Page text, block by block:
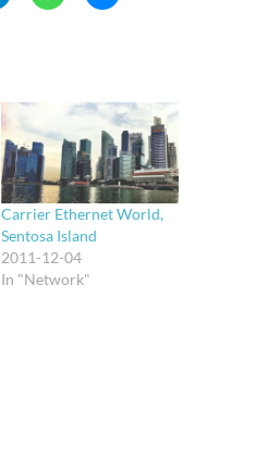
Carrier Ethernet World,
Sentosa Island
2011-12-04
In "Network"